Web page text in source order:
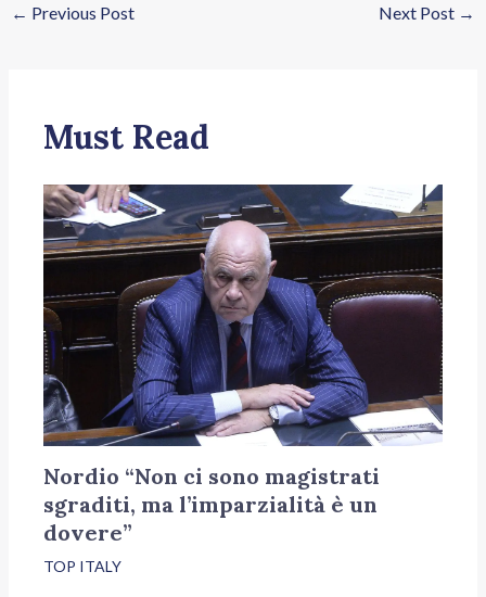
← Previous Post Next Post →
Must Read
Nordio “Non ci sono magistrati
sgraditi, ma l’imparzialità è un
dovere”
TOP ITALY